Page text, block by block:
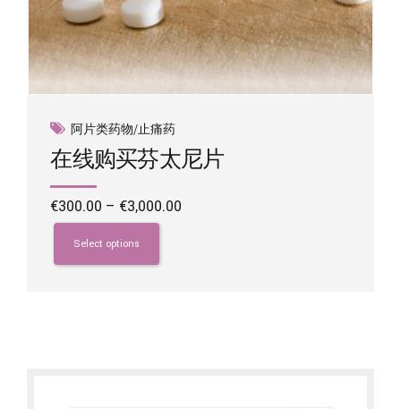
阿片类药物/止痛药
在线购买芬太尼片
€300.00 – €3,000.00
Select options
This
product
has